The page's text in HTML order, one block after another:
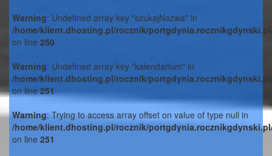
Warning: Undefined array key "szukajNazwa" in
/home/klient.dhosting.pl/rocznik/
on line 250
Warning: Undefined array key "kalendarium" in
/home/klient.dhosting.pl/rocznik/
on line 251
Warning: Trying to access array offset on value of type null in
/home/klient.dhosting.pl/rocznik/
on line 251